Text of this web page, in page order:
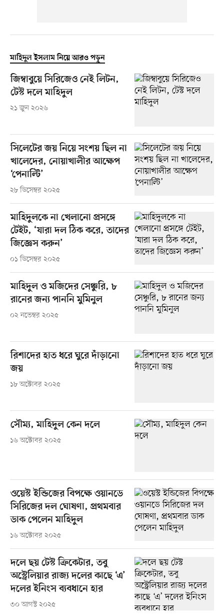
মাহিদুল ইসলাম নিয়ে আরও পড়ুন
জিম্বাবুয়ে সিরিজেও নেই লিটন,
টেস্ট দলে মাহিদুল
২১ জুন ২০২৬
সিলেটের জয় নিয়ে সংশয় ছিল না
খালেদের, নোয়াখালীর আক্ষেপ
‘পেনাল্টি’
২৮ ডিসেম্বর ২০২৫
মাহিদুলকে না খেলানো প্রসঙ্গে
টেইট, ‘যারা দল ঠিক করে, তাদের
জিজ্ঞেস করুন’
০১ ডিসেম্বর ২০২৫
মাহিদুল ও মজিদের সেঞ্চুরি, ৮
রানের জন্য পাননি মুমিনুল
০২ নভেম্বর ২০২৫
রিশাদের হাত ধরে ঘুরে দাঁড়ানো
জয়
১৮ অক্টোবর ২০২৫
সৌম্য, মাহিদুল কেন দলে
১৬ অক্টোবর ২০২৫
ওয়েস্ট ইন্ডিজের বিপক্ষে ওয়ানডে
সিরিজের দল ঘোষণা, প্রথমবার
ডাক পেলেন মাহিদুল
১৬ অক্টোবর ২০২৫
দলে ছয় টেস্ট ক্রিকেটার, তবু
অস্ট্রেলিয়ার রাজ্য দলের কাছে ‘এ’
দলের ইনিংস ব্যবধানে হার
৩০ আগস্ট ২০২৫